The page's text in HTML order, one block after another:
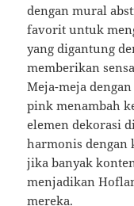
dengan mural
favorit untuk
yang digantung
memberikan
Meja-meja
pink menambah
elemen dekorasi
harmonis dengan
jika banyak
menjadikan
mereka.